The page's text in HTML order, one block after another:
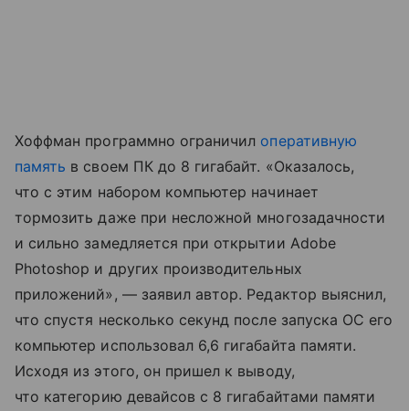
Хоффман программно ограничил оперативную
память в своем ПК до 8 гигабайт. «Оказалось,
что с этим набором компьютер начинает
тормозить даже при несложной многозадачности
и сильно замедляется при открытии Adobe
Photoshop и других производительных
приложений», — заявил автор. Редактор выяснил,
что спустя несколько секунд после запуска ОС его
компьютер использовал 6,6 гигабайта памяти.
Исходя из этого, он пришел к выводу,
что категорию девайсов с 8 гигабайтами памяти